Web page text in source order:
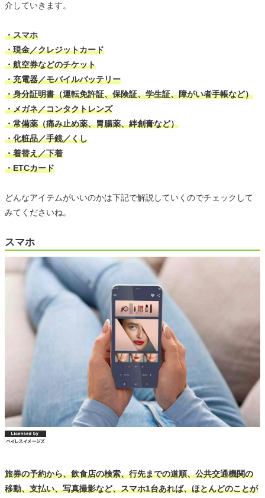
介していきます。
・スマホ
・現金／クレジットカード
・航空券などのチケット
・充電器／モバイルバッテリー
・身分証明書（運転免許証、保険証、学生証、障がい者手帳など）
・メガネ／コンタクトレンズ
・常備薬（痛み止め薬、胃腸薬、絆創膏など）
・化粧品／手鏡／くし
・着替え／下着
・ETCカード
どんなアイテムがいいのかは下記で解説していくのでチェックして
みてくださいね。
スマホ
旅券の予約から、飲食店の検索、行先までの道順、公共交通機関の
移動、支払い、写真撮影など、スマホ1台あれば、ほとんどのことが